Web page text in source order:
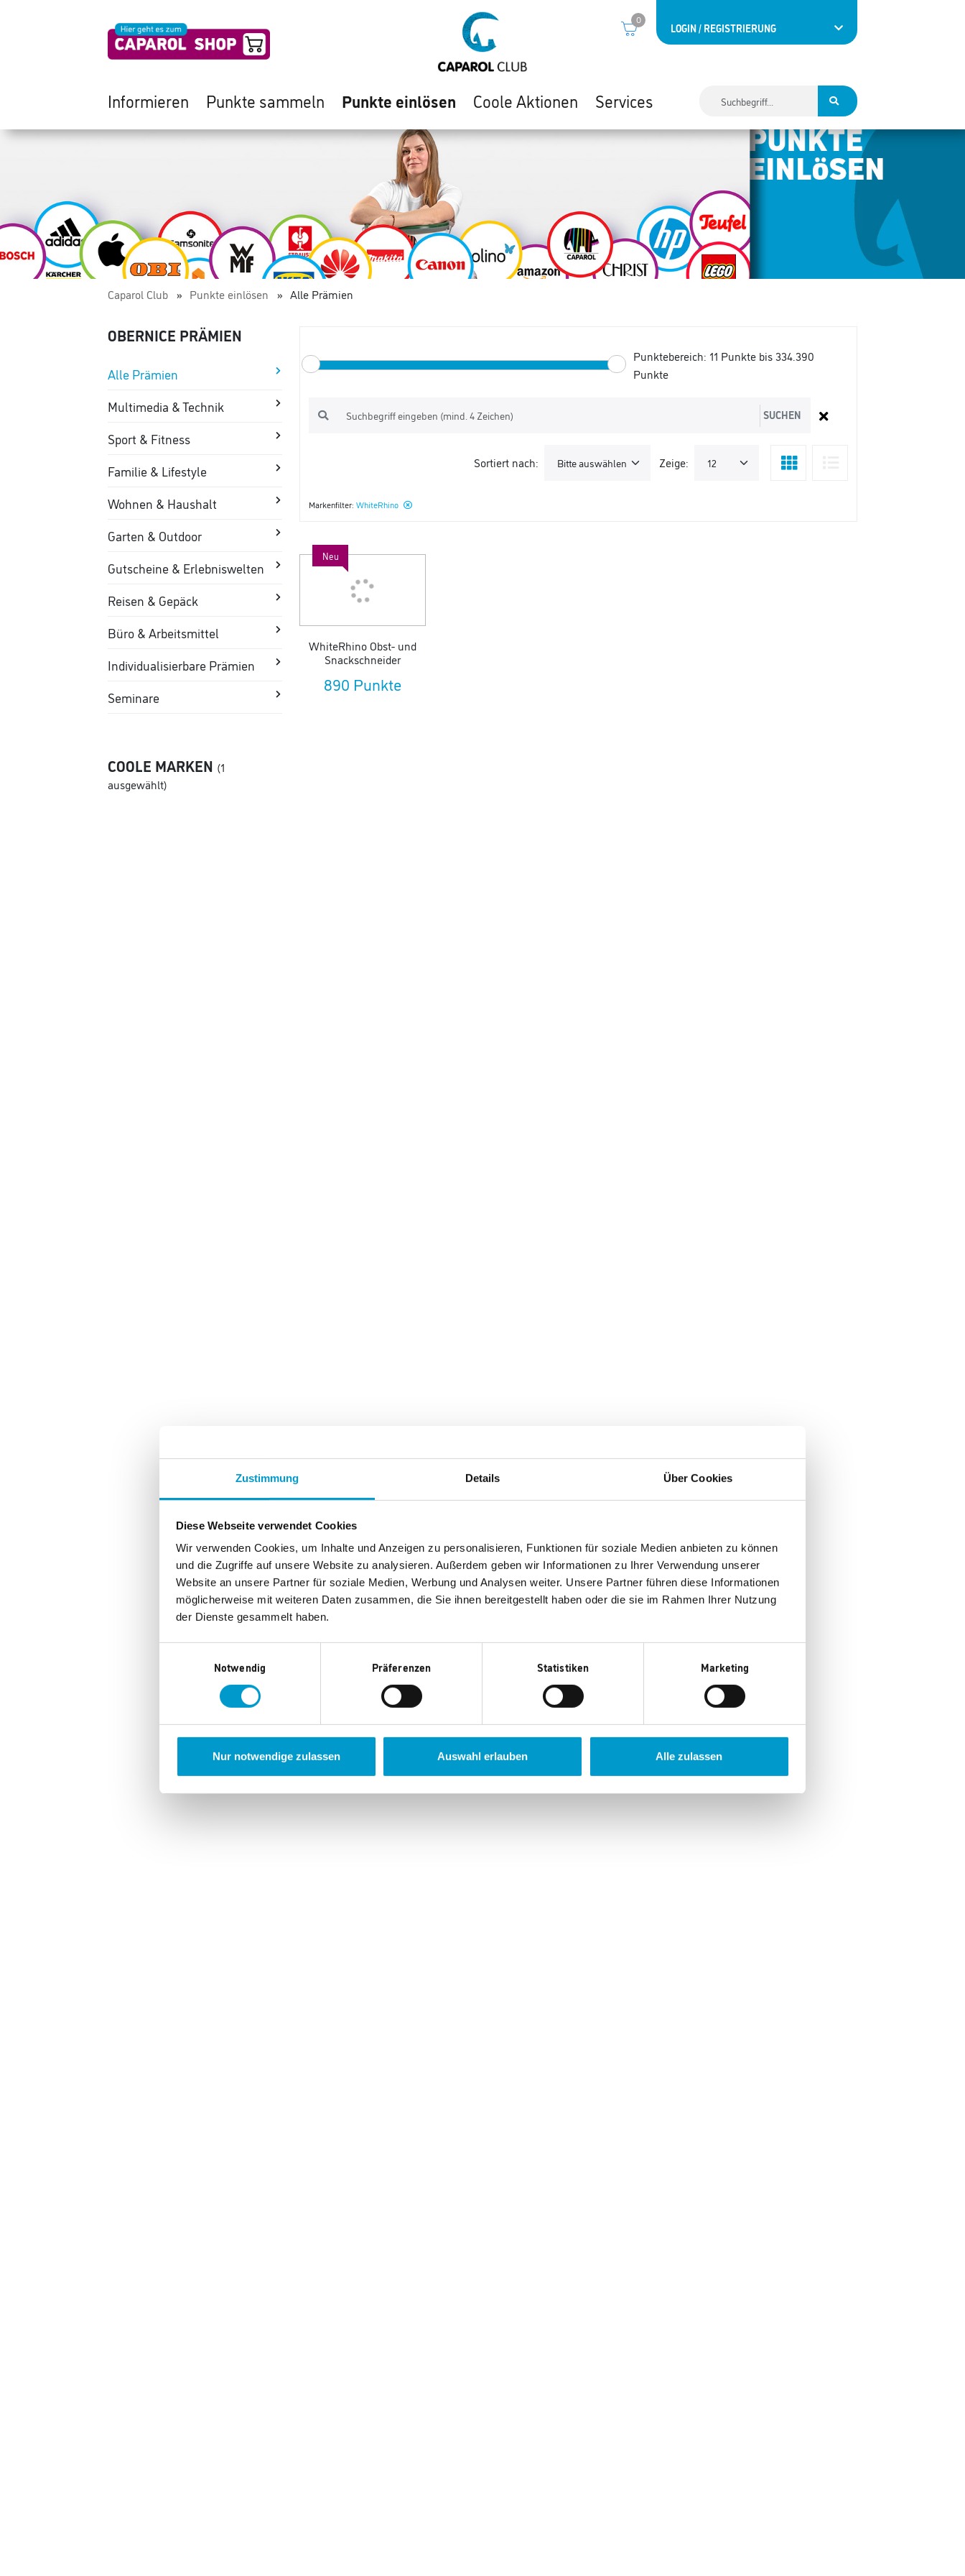
Zustimmung Details Über Cookies
Diese Webseite verwendet Cookies
Wir verwenden Cookies, um Inhalte und Anzeigen zu personalisieren, Funktionen für soziale Medien anbieten zu können
und die Zugriffe auf unsere Website zu analysieren. Außerdem geben wir Informationen zu Ihrer Verwendung unserer
Website an unsere Partner für soziale Medien, Werbung und Analysen weiter. Unsere Partner führen diese Informationen
möglicherweise mit weiteren Daten zusammen, die Sie ihnen bereitgestellt haben oder die sie im Rahmen Ihrer Nutzung
der Dienste gesammelt haben.
Notwendig Präferenzen Statistiken Marketing
Nur notwendige zulassen Auswahl erlauben Alle zulassen
0
LOGIN / REGISTRIERUNG
Informieren Punkte sammeln Punkte einlösen Coole Aktionen Services
Caparol Club Punkte einlösen Alle Prämien
OBERNICE PRÄMIEN
Alle Prämien
Multimedia & Technik
Sport & Fitness
Familie & Lifestyle
Wohnen & Haushalt
Garten & Outdoor
Gutscheine & Erlebniswelten
Reisen & Gepäck
Büro & Arbeitsmittel
Individualisierbare Prämien
Seminare
COOLE MARKEN (1
ausgewählt)
Punktebereich: 11 Punkte bis 334.390
Punkte
SUCHEN
Sortiert nach: Zeige:
Markenfilter: WhiteRhino
Neu
WhiteRhino Obst- und
Snackschneider
890 Punkte